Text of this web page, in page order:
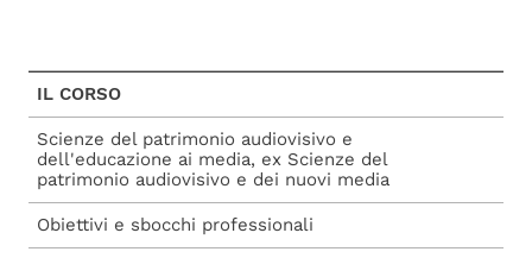
IL CORSO
Scienze del patrimonio audiovisivo e
dell'educazione ai media, ex Scienze del
patrimonio audiovisivo e dei nuovi media
Obiettivi e sbocchi professionali